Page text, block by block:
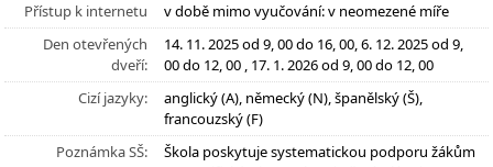
Přístup k internetu
v době mimo vyučování: v neomezené míře
Den otevřených
dveří:
14. 11. 2025 od 9, 00 do 16, 00, 6. 12. 2025 od 9,
00 do 12, 00 , 17. 1. 2026 od 9, 00 do 12, 00
Cizí jazyky:
anglický (A), německý (N), španělský (Š),
francouzský (F)
Poznámka SŠ:
Škola poskytuje systematickou podporu žákům